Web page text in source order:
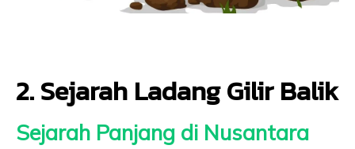
2. Sejarah Ladang Gilir Balik
Sejarah Panjang di Nusantara